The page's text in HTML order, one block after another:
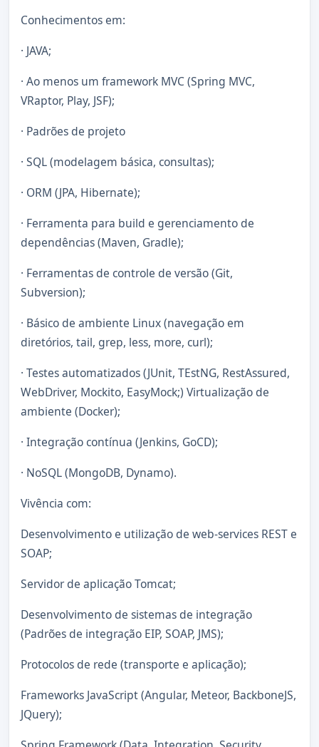
Conhecimentos em:
· JAVA;
· Ao menos um framework MVC (Spring MVC,
VRaptor, Play, JSF);
· Padrões de projeto
· SQL (modelagem básica, consultas);
· ORM (JPA, Hibernate);
· Ferramenta para build e gerenciamento de
dependências (Maven, Gradle);
· Ferramentas de controle de versão (Git,
Subversion);
· Básico de ambiente Linux (navegação em
diretórios, tail, grep, less, more, curl);
· Testes automatizados (JUnit, TEstNG, RestAssured,
WebDriver, Mockito, EasyMock;) Virtualização de
ambiente (Docker);
· Integração contínua (Jenkins, GoCD);
· NoSQL (MongoDB, Dynamo).
Vivência com:
Desenvolvimento e utilização de web-services REST e
SOAP;
Servidor de aplicação Tomcat;
Desenvolvimento de sistemas de integração
(Padrões de integração EIP, SOAP, JMS);
Protocolos de rede (transporte e aplicação);
Frameworks JavaScript (Angular, Meteor, BackboneJS,
JQuery);